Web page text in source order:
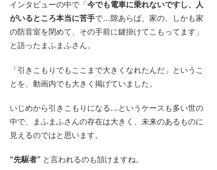
インタビューの中で「 今でも電車に乗れないですし、人
がいるところ本当に苦手で…隙あらば、家の、しかも家
の防音室を閉めて、その手前に鍵掛けてこもってます」
と語ったまふまふさん。
「引きこもりでもここまで大きくなれたんだ」というこ
とを、動画内でも大きく掲げていました。
いじめから引きこもりになる…というケースも多い世の
中で、まふまふさんの存在は大きく、未来のあるものに
見えるのではと思います。
“先駆者” と言われるのも頷けますね。